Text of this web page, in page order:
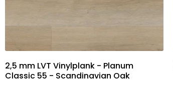
2,5 mm LVT Vinylplank - Planum
Classic 55 - Scandinavian Oak